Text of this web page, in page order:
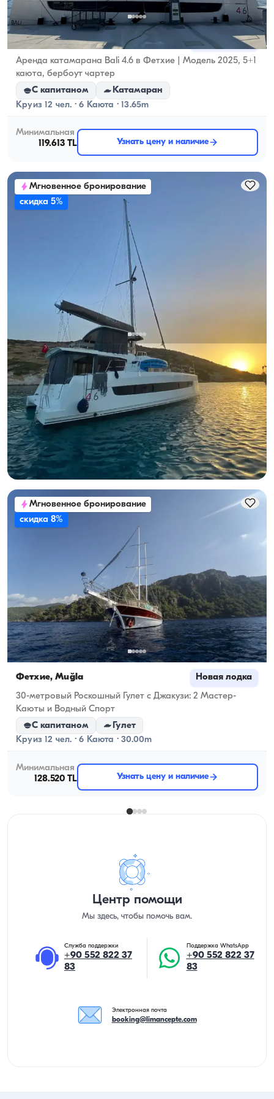
Фетхие, Muğla Новая лодка
Аренда катамарана Bali 4.6 в Фетхие | Модель 2025, 5+1
каюта, бербоут чартер
С капитаном
Катамаран
Круиз 12 чел. · 6 Каюта · 13.65m
Минимальная
119.613 TL
Узнать цену и наличие
Мгновенное бронирование
скидка 5%
Фетхие, Muğla Новая лодка
Аренда катамарана 2023 года в Фетхие | Bali 4.6, 5+1
каюта
Катамаран
Круиз 12 чел. · 6 Каюта · 13.65m
Минимальная
119.613 TL
Узнать цену и наличие
Мгновенное бронирование
скидка 8%
Фетхие, Muğla Новая лодка
30-метровый Роскошный Гулет с Джакузи: 2 Мастер-
Каюты и Водный Спорт
С капитаном
Гулет
Круиз 12 чел. · 6 Каюта · 30.00m
Минимальная
128.520 TL
Узнать цену и наличие
Центр помощи
Мы здесь, чтобы помочь вам.
Служба поддержки
+90 552 822 37
83
Поддержка WhatsApp
+90 552 822 37
83
Электронная почта
booking@limancepte.com